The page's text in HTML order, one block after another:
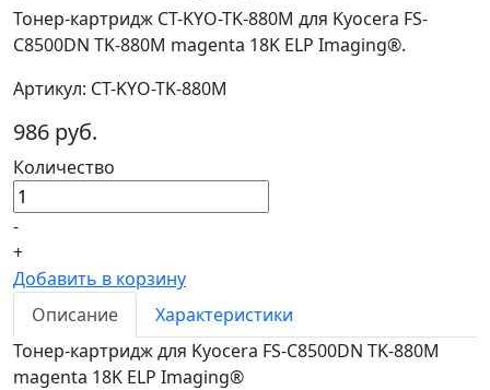
Тонер-картридж CT-KYO-TK-880M для Kyocera FS-
C8500DN TK-880M magenta 18K ELP Imaging®.
Артикул: CT-KYO-TK-880M
986 руб.
Количество
-
+
Добавить в корзину
Описание
Характеристики
Тонер-картридж для Kyocera FS-C8500DN TK-880M
magenta 18K ELP Imaging®